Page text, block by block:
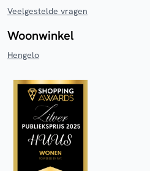
Veelgestelde vragen
Woonwinkel
Hengelo